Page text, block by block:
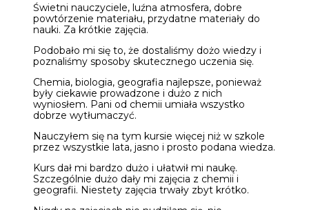
Świetni nauczyciele, luźna atmosfera, dobre
powtórzenie materiału, przydatne materiały do
nauki. Za krótkie zajęcia.
Podobało mi się to, że dostaliśmy dożo wiedzy i
poznaliśmy sposoby skutecznego uczenia się.
Chemia, biologia, geografia najlepsze, ponieważ
były ciekawie prowadzone i dużo z nich
wyniosłem. Pani od chemii umiała wszystko
dobrze wytłumaczyć.
Nauczyłem się na tym kursie więcej niż w szkole
przez wszystkie lata, jasno i prosto podana wiedza.
Kurs dał mi bardzo dużo i ułatwił mi naukę.
Szczególnie dużo dały mi zajęcia z chemii i
geografii. Niestety zajęcia trwały zbyt krótko.